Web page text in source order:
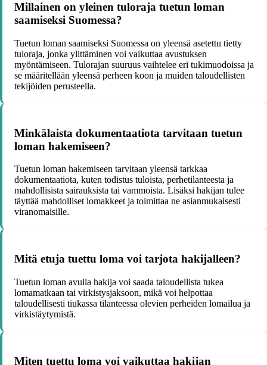
Millainen on yleinen tuloraja tuetun loman
saamiseksi Suomessa?
Tuetun loman saamiseksi Suomessa on yleensä asetettu tietty
tuloraja, jonka ylittäminen voi vaikuttaa avustuksen
myöntämiseen. Tulorajan suuruus vaihtelee eri tukimuodoissa ja
se määritellään yleensä perheen koon ja muiden taloudellisten
tekijöiden perusteella.
Minkälaista dokumentaatiota tarvitaan tuetun
loman hakemiseen?
Tuetun loman hakemiseen tarvitaan yleensä tarkkaa
dokumentaatiota, kuten todistus tuloista, perhetilanteesta ja
mahdollisista sairauksista tai vammoista. Lisäksi hakijan tulee
täyttää mahdolliset lomakkeet ja toimittaa ne asianmukaisesti
viranomaisille.
Mitä etuja tuettu loma voi tarjota hakijalleen?
Tuetun loman avulla hakija voi saada taloudellista tukea
lomamatkaan tai virkistysjaksoon, mikä voi helpottaa
taloudellisesti tiukassa tilanteessa olevien perheiden lomailua ja
virkistäytymistä.
Miten tuettu loma voi vaikuttaa hakijan